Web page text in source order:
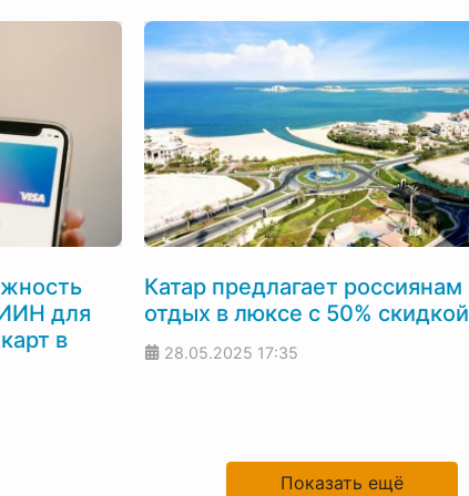
для
в
Катар предлагает россиянам
отдых в люксе с 50% скидкой
28.05.2025 17:35
Показать ещё